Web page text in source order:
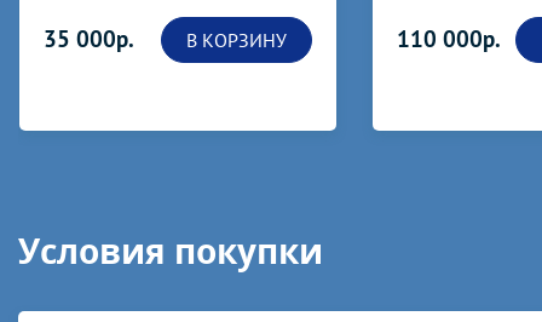
110 000р. В КОРЗИНУ 32 000р.
Условия покупки